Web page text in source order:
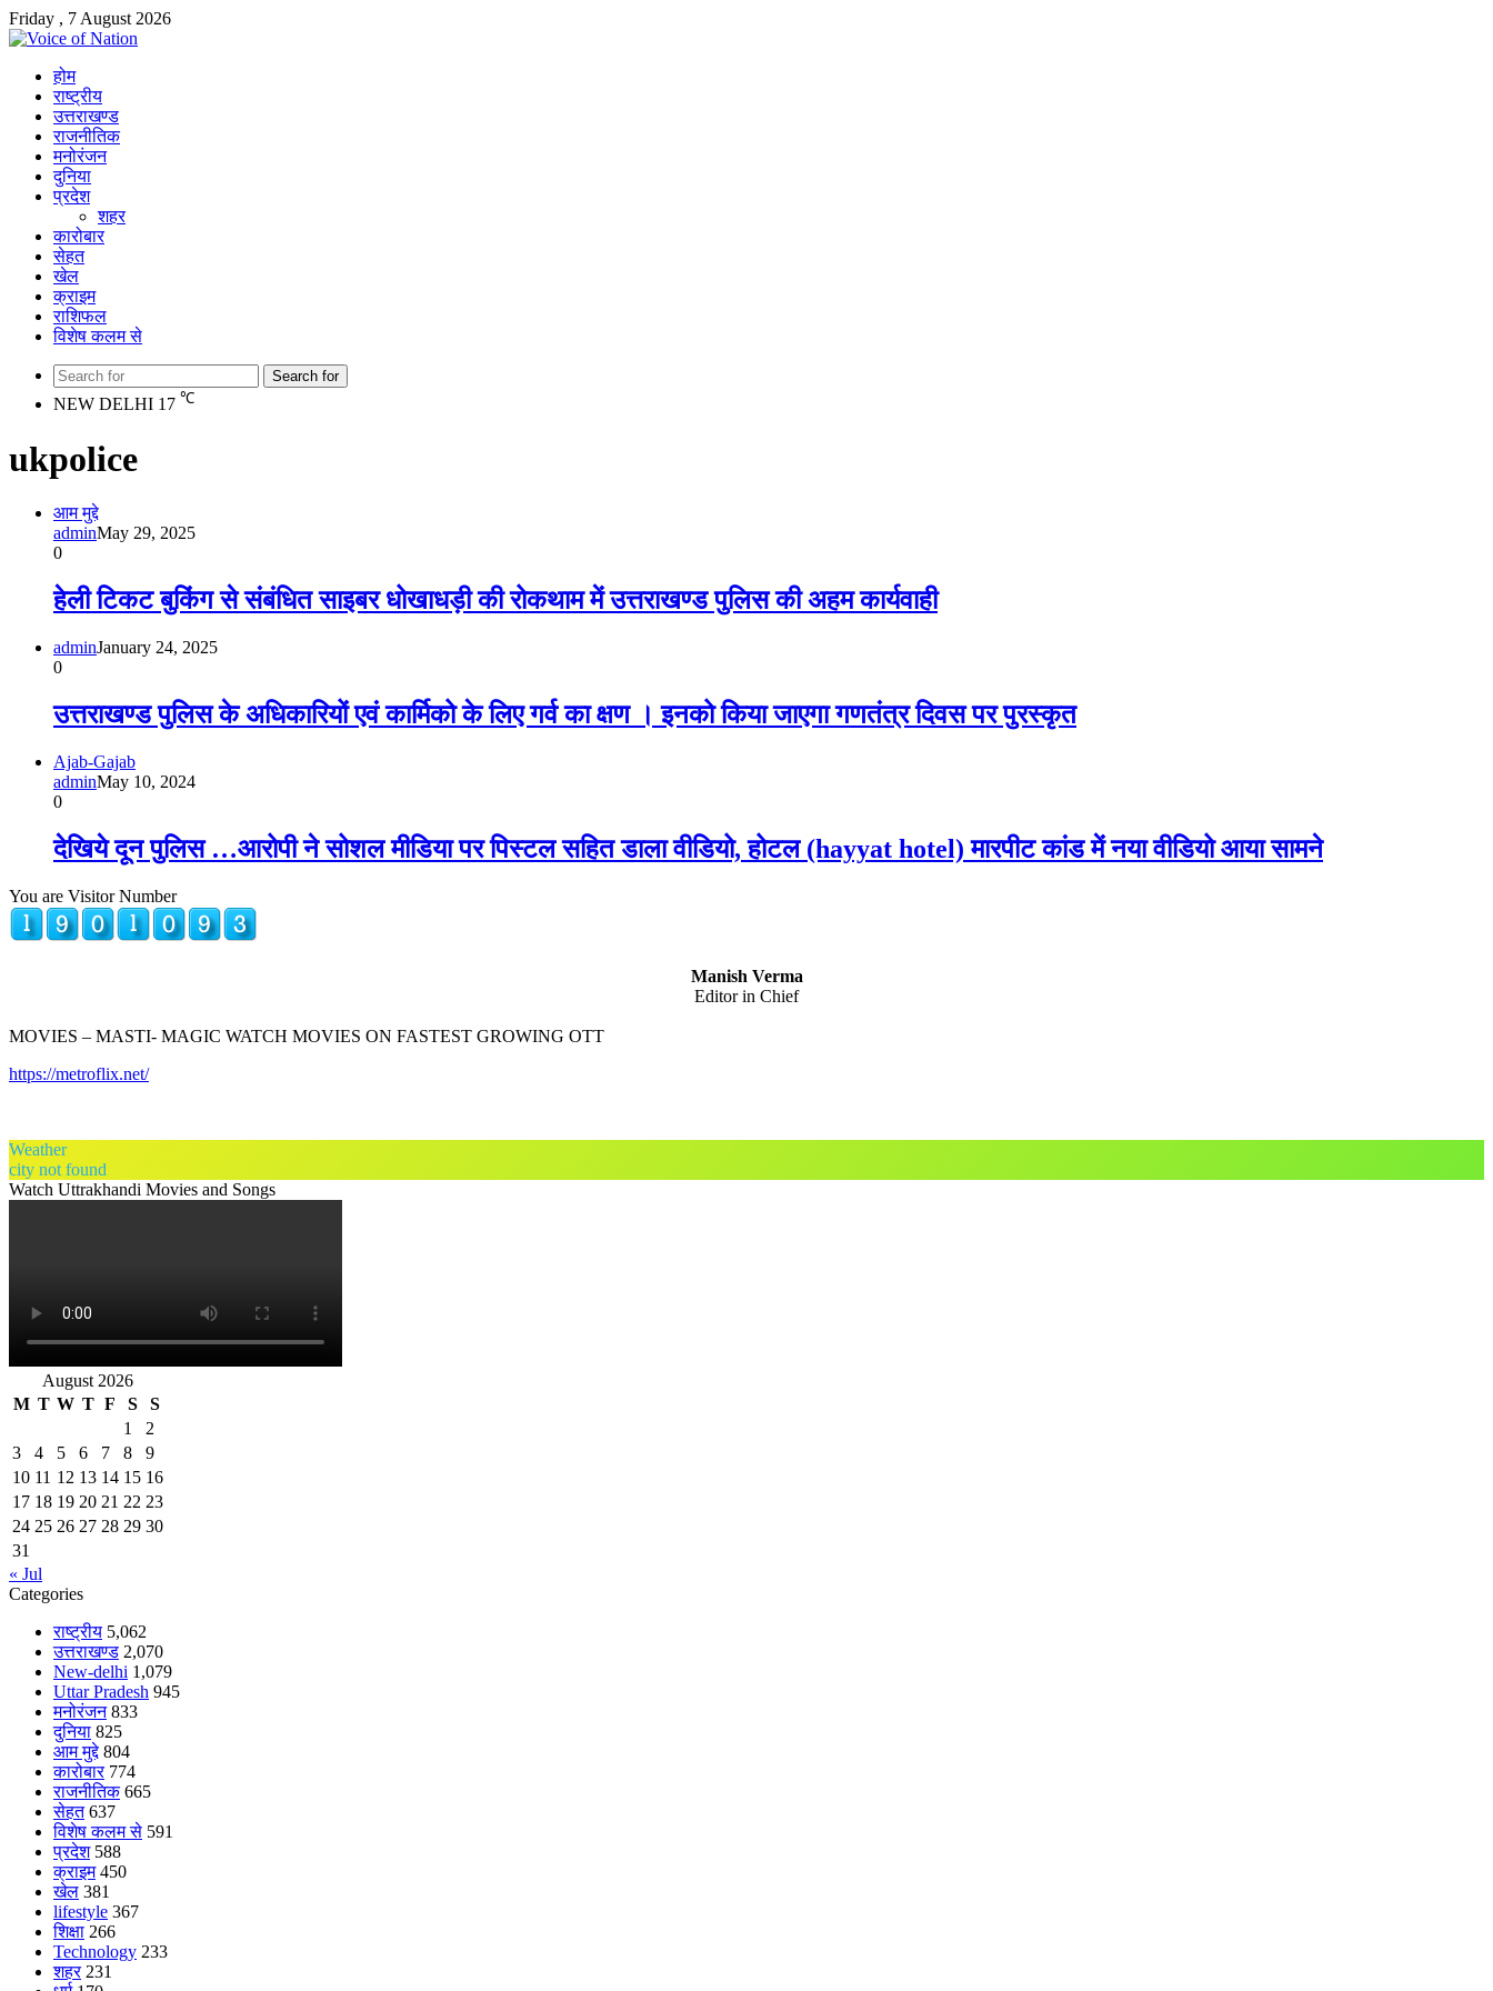
Friday , 7 August 2026
होम
राष्ट्रीय
उत्तराखण्ड
राजनीतिक
मनोरंजन
दुनिया
प्रदेश
शहर
कारोबार
सेहत
खेल
क्राइम
राशिफल
विशेष कलम से
Search for
NEW DELHI 17 ℃
ukpolice
आम मुद्दे
adminMay 29, 2025
0
हेली टिकट बुकिंग से संबंधित साइबर धोखाधड़ी की रोकथाम में उत्तराखण्ड पुलिस की अहम कार्यवाही
adminJanuary 24, 2025
0
उत्तराखण्ड पुलिस के अधिकारियों एवं कार्मिको के लिए गर्व का क्षण । इनको किया जाएगा गणतंत्र दिवस पर पुरस्कृत
Ajab-Gajab
adminMay 10, 2024
0
देखिये दून पुलिस …आरोपी ने सोशल मीडिया पर पिस्टल सहित डाला वीडियो, होटल (hayyat hotel) मारपीट कांड में नया वीडियो आया सामने
You are Visitor Number
Manish Verma
Editor in Chief
MOVIES – MASTI- MAGIC WATCH MOVIES ON FASTEST GROWING OTT
https://metroflix.net/
Weather
city not found
Watch Uttrakhandi Movies and Songs
August 2026
M T W T F S
S
1
2
3
4 5 6 7 8
9
10 11 12 13 14 15 16
17 18 19 20 21 22 23
24 25 26 27 28 29 30
31
« Jul
Categories
राष्ट्रीय 5,062
उत्तराखण्ड 2,070
New-delhi 1,079
Uttar Pradesh 945
मनोरंजन 833
दुनिया 825
आम मुद्दे 804
कारोबार 774
राजनीतिक 665
सेहत 637
विशेष कलम से 591
प्रदेश 588
क्राइम 450
खेल 381
lifestyle 367
शिक्षा 266
Technology 233
शहर 231